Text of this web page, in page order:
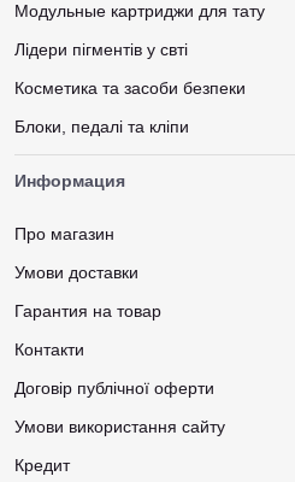
Модульные картриджи для тату
Лідери пігментів у свті
Косметика та засоби безпеки
Блоки, педалі та кліпи
Информация
Про магазин
Умови доставки
Гарантия на товар
Контакти
Договір публічної оферти
Умови використання сайту
Кредит